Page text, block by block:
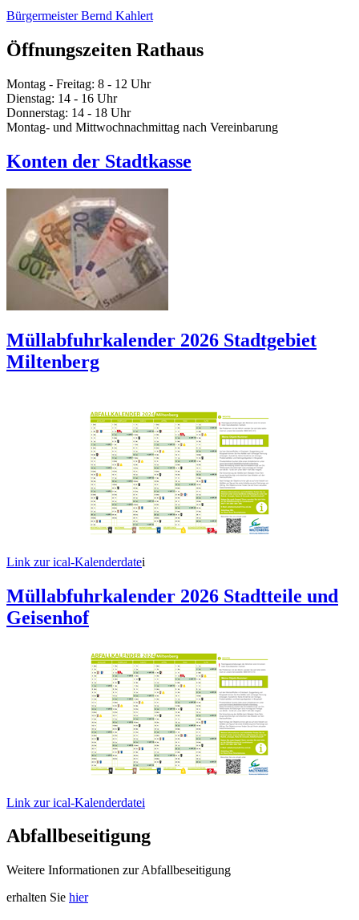
Bürgermeister Bernd Kahlert
Öffnungszeiten Rathaus
Montag - Freitag: 8 - 12 Uhr
Dienstag: 14 - 16 Uhr
Donnerstag: 14 - 18 Uhr
Montag- und Mittwochnachmittag nach Vereinbarung
Konten der Stadtkasse
Müllabfuhrkalender 2026 Stadtgebiet
Miltenberg
Link zur ical-Kalenderdatei
Müllabfuhrkalender 2026 Stadtteile und
Geisenhof
Link zur ical-Kalenderdatei
Abfallbeseitigung
Weitere Informationen zur Abfallbeseitigung
erhalten Sie hier